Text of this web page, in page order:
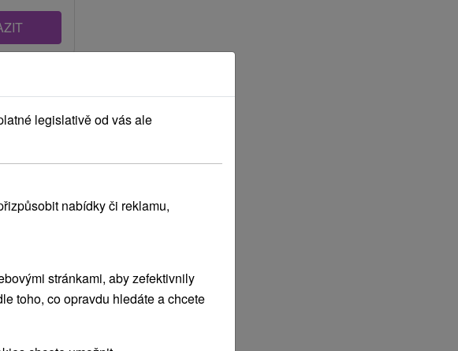
ponúka
legislativě od vás ale
nabídky či reklamu,
stránkami, aby zefektivnily
toho, co opravdu hledáte a chcete